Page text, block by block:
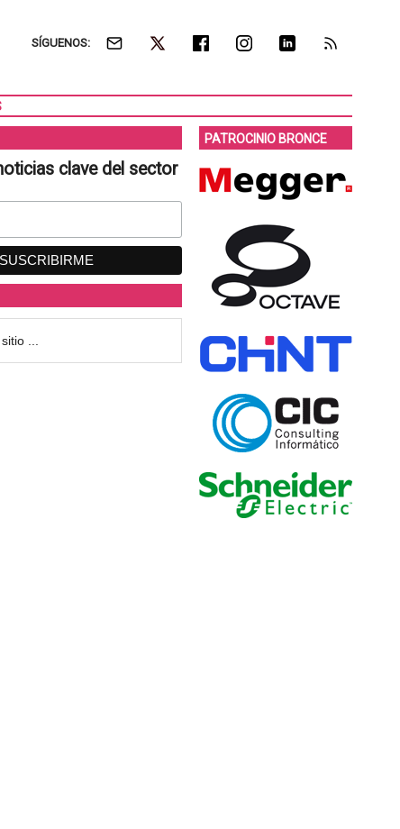
SÍGUENOS:
clave del sector
PATROCINIO BRONCE